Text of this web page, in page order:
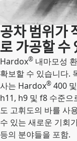
공차 범위가
로 가공할 수
Hardox® 내마모성
확보할 수 있습니다.
사는 Hardox® 400
h11, h9 및 f8 수준으
도 고휘도의 바를 사
수 있는 새로운 기회
등의 분야들을 포함.